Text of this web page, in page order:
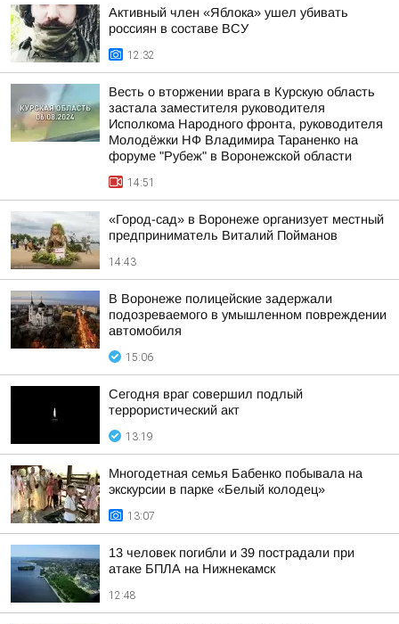
Активный член «Яблока» ушел убивать
россиян в составе ВСУ
12:32
Весть о вторжении врага в Курскую область
застала заместителя руководителя
Исполкома Народного фронта, руководителя
Молодёжки НФ Владимира Тараненко на
форуме "Рубеж" в Воронежской области
14:51
«Город-сад» в Воронеже организует местный
предприниматель Виталий Пойманов
14:43
В Воронеже полицейские задержали
подозреваемого в умышленном повреждении
автомобиля
15:06
Сегодня враг совершил подлый
террористический акт
13:19
Многодетная семья Бабенко побывала на
экскурсии в парке «Белый колодец»
13:07
13 человек погибли и 39 пострадали при
атаке БПЛА на Нижнекамск
12:48